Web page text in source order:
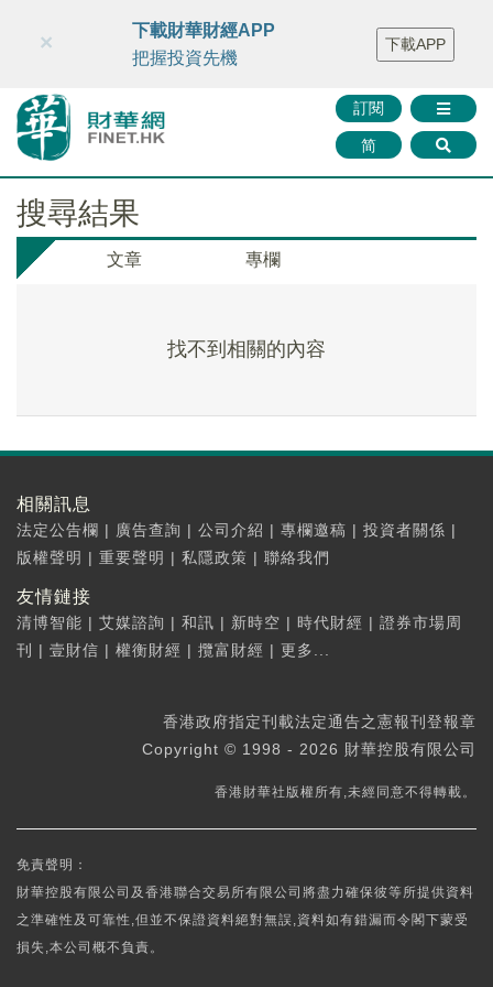
財華智庫網 FINTV FINMETA 財華證券 媒體矩陣
智庫沙龍
聯絡我們
訂閱
简
×
下載財華財經APP
把握投資先機
下載APP
搜尋結果
文章 專欄
找不到相關的內容
相關訊息
法定公告欄 | 廣告查詢 | 公司介紹 | 專欄邀稿 | 投資者關係 |
版權聲明 | 重要聲明 | 私隱政策 | 聯絡我們
友情鏈接
清博智能 | 艾媒諮詢 | 和訊 | 新時空 | 時代財經 | 證券市場周
刊
| 壹財信 | 權衡財經 | 攬富財經 | 更多...
香港政府指定刊載法定通告之憲報刊登報章
Copyright © 1998 - 2026 財華控股有限公司
香港財華社版權所有,未經同意不得轉載。
免責聲明：
財華控股有限公司及香港聯合交易所有限公司將盡力確保彼等所提供資料
之準確性及可靠性,但並不保證資料絕對無誤,資料如有錯漏而令閣下蒙受
損失,本公司概不負責。